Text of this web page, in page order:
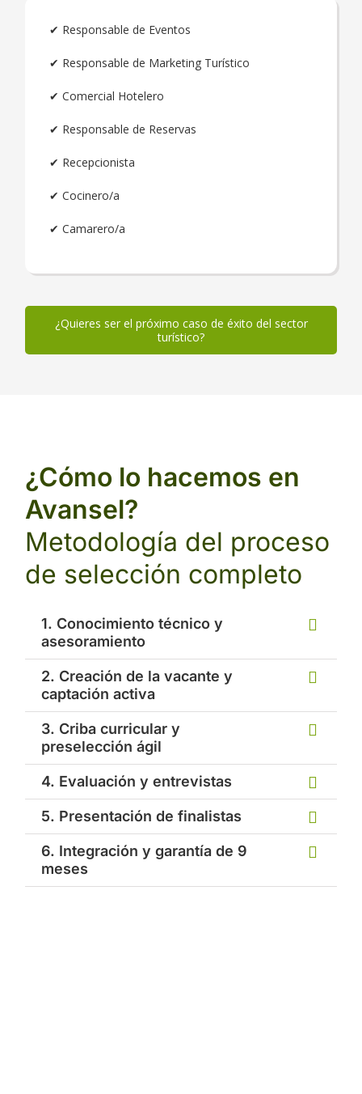
✔ Responsable de Eventos
✔ Responsable de Marketing Turístico
✔ Comercial Hotelero
✔ Responsable de Reservas
✔ Recepcionista
✔ Cocinero/a
✔ Camarero/a
¿Quieres ser el próximo caso de éxito del sector
turístico?
¿Cómo lo hacemos en
Avansel?
Metodología del proceso
de selección completo
1. Conocimiento técnico y
asesoramiento
2. Creación de la vacante y
captación activa
3. Criba curricular y
preselección ágil
4. Evaluación y entrevistas
5. Presentación de finalistas
6. Integración y garantía de 9
meses